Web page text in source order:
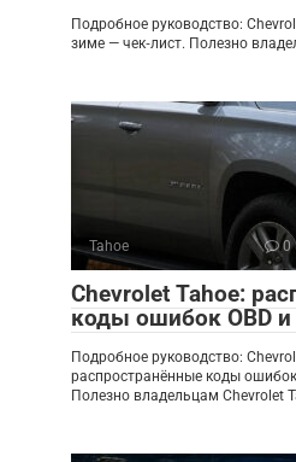
Подробное руководство:
зиме — чек‑лист. Полезно
Tahoe 0
Chevrolet Tahoe:
коды ошибок OBD
Подробное руководство:
распространённые коды
Полезно владельцам Chevrolet